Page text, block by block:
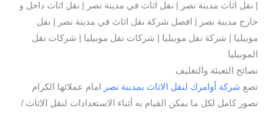
| نقل اثاث مدينة نصر | نقل اثاث في مدينة نصر | نقل اثاث داخل و
خارج مدينة نصر | افضل شركة نقل اثاث في مدينة نصر | نقل
موبيليا | شركة نقل موبيليا | شركات نقل موبيليا | شركات نقل
الموبيليا
نصائح التعبئة والتغليف
تضع شركة أوامرك لنقل الاثاث بمدينة نصر
امام عملائها الكرام
تصور كامل لكل ما يمكن القيام به أثناء الاستعدادات لنقل الاثاث /